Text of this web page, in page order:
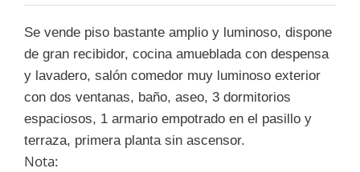
Se vende piso bastante amplio y luminoso, dispone
de gran recibidor, cocina amueblada con despensa
y lavadero, salón comedor muy luminoso exterior
con dos ventanas, baño, aseo, 3 dormitorios
espaciosos, 1 armario empotrado en el pasillo y
terraza, primera planta sin ascensor.
Nota: